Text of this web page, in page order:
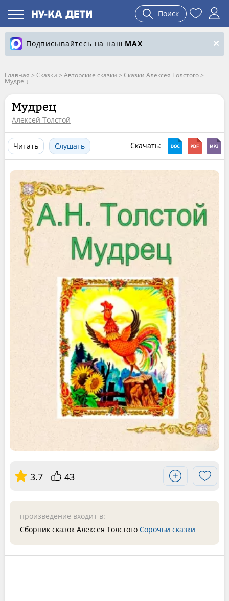
Поиск
Подписывайтесь на наш MAX
Главная > Сказки > Авторские сказки > Сказки Алексея Толстого>
Мудрец
Мудрец
Алексей Толстой
Читать Слушать Скачать:
3.7 43
произведение входит в:
Сборник сказок Алексея Толстого Сорочьи сказки